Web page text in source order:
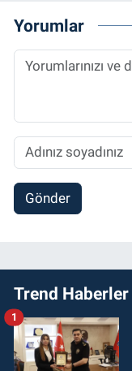
Yorumlar
Gönder
Trend Haberler
1